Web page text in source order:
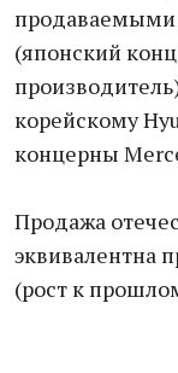
(японский
корейскому
концерны
Продажа
эквивалентна
(рост к